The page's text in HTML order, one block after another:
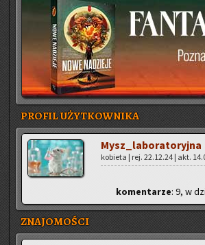
PROFIL UŻYTKOWNIKA
Mysz_la­bo­ra­to­ryj­na
ko­bie­ta | rej. 22.12.24 | akt.
ko­men­ta­rze: 9, w
ZNAJOMOŚCI